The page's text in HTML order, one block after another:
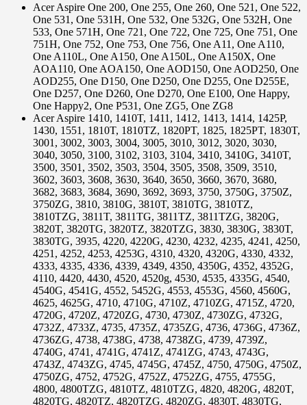
Acer Aspire One 200, One 255, One 260, One 521, One 522,
One 531, One 531H, One 532, One 532G, One 532H, One
533, One 571H, One 721, One 722, One 725, One 751, One
751H, One 752, One 753, One 756, One A11, One A110,
One A110L, One A150, One A150L, One A150X, One
AOA110, One AOA150, One AOD150, One AOD250, One
AOD255, One D150, One D250, One D255, One D255E,
One D257, One D260, One D270, One E100, One Happy,
One Happy2, One P531, One ZG5, One ZG8
Acer Aspire 1410, 1410T, 1411, 1412, 1413, 1414, 1425P,
1430, 1551, 1810T, 1810TZ, 1820PT, 1825, 1825PT, 1830T,
3001, 3002, 3003, 3004, 3005, 3010, 3012, 3020, 3030,
3040, 3050, 3100, 3102, 3103, 3104, 3410, 3410G, 3410T,
3500, 3501, 3502, 3503, 3504, 3505, 3508, 3509, 3510,
3602, 3603, 3608, 3630, 3640, 3650, 3660, 3670, 3680,
3682, 3683, 3684, 3690, 3692, 3693, 3750, 3750G, 3750Z,
3750ZG, 3810, 3810G, 3810T, 3810TG, 3810TZ,
3810TZG, 3811T, 3811TG, 3811TZ, 3811TZG, 3820G,
3820T, 3820TG, 3820TZ, 3820TZG, 3830, 3830G, 3830T,
3830TG, 3935, 4220, 4220G, 4230, 4232, 4235, 4241, 4250,
4251, 4252, 4253, 4253G, 4310, 4320, 4320G, 4330, 4332,
4333, 4335, 4336, 4339, 4349, 4350, 4350G, 4352, 4352G,
4110, 4420, 4430, 4520, 4520g, 4530, 4535, 4335G, 4540,
4540G, 4541G, 4552, 5452G, 4553, 4553G, 4560, 4560G,
4625, 4625G, 4710, 4710G, 4710Z, 4710ZG, 4715Z, 4720,
4720G, 4720Z, 4720ZG, 4730, 4730Z, 4730ZG, 4732G,
4732Z, 4733Z, 4735, 4735Z, 4735ZG, 4736, 4736G, 4736Z,
4736ZG, 4738, 4738G, 4738, 4738ZG, 4739, 4739Z,
4740G, 4741, 4741G, 4741Z, 4741ZG, 4743, 4743G,
4743Z, 4743ZG, 4745, 4745G, 4745Z, 4750, 4750G, 4750Z,
4750ZG, 4752, 4752G, 4752Z, 4752ZG, 4755, 4755G,
4800, 4800TZG, 4810TZ, 4810TZG, 4820, 4820G, 4820T,
4820TG, 4820TZ, 4820TZG, 4820ZG, 4830T, 4830TG,